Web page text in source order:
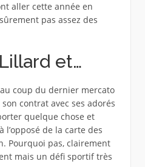
aller cette année en
pas assez des
et…
coup du dernier mercato
contrat avec ses adorés
quelque chose et
l’opposé de la carte des
Pourquoi pas, clairement
mais un défi sportif très